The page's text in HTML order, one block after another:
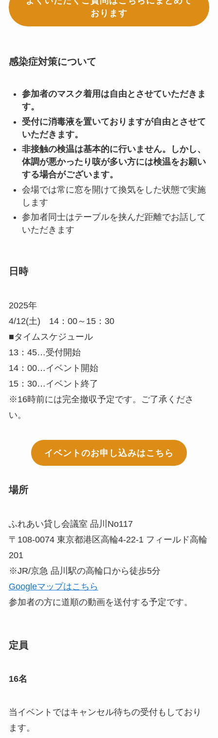
おります
感染症対策について
参加者のマスク着用は自由とさせていただきま
す。
受付に消毒液を置いておりますが自由とさせて
いただきます。
非接触の検温は基本的に行いません。しかし、
体調が悪かったり咳が多い方には検温をお願い
する場合がございます。
会場では常に窓を開けて換気をした状態で実施
します
参加者同士はテーブルを挟んだ距離でお話して
いただきます
日時
2025年
4/12(土) 14：00～15：30
■タイムスケジュール
13：45…受付開始
14：00…イベント開始
15：30…イベント終了
※16時前には完全撤収予定です。ご了承くださ
い。
イベントのお申し込みはこちら
場所
ふれあい貸し会議室 品川No117
〒108-0074 東京都港区高輪4-22-1 フィールド高輪
201
※JR/京急 品川駅の高輪口から徒歩5分
Googleマップはこちら
参加者の方に道順の動画を送付する予定です。
定員
16名
当イベントではキャンセル待ちの受付もしており
ます。